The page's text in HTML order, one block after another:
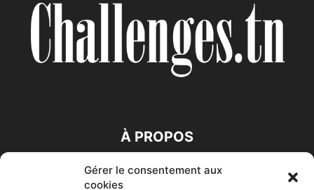
Gérer le consentement aux
cookies
À PROPOS
SUIVEZ NOUS